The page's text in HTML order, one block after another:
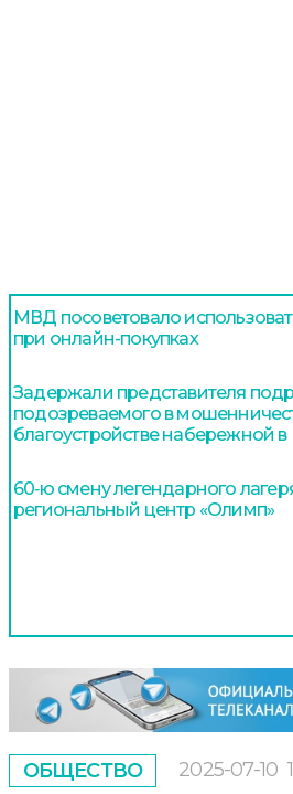
МВД посоветовало
при онлайн-покупках
Задержали представителя
подозреваемого в
благоустройстве набережной в
60‑ю смену легендарного
региональный центр «Олимп»
ОБЩЕСТВО 2025-07-10